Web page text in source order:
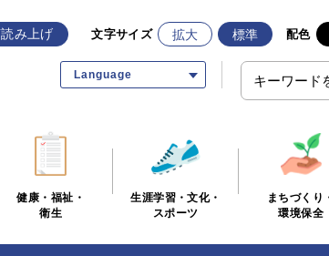
み上げ 文字サイズ 拡大 標準 配色
Language
健康・福祉・
衛生
生涯学習・文化・
スポーツ
まちづくり
環境保全